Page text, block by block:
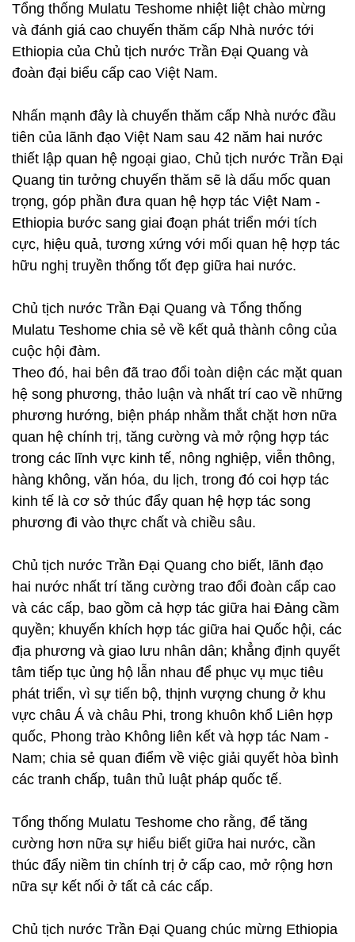
Tổng thống Mulatu Teshome nhiệt liệt chào mừng
và đánh giá cao chuyến thăm cấp Nhà nước tới
Ethiopia của Chủ tịch nước Trần Đại Quang và
đoàn đại biểu cấp cao Việt Nam.
Nhấn mạnh đây là chuyến thăm cấp Nhà nước đầu
tiên của lãnh đạo Việt Nam sau 42 năm hai nước
thiết lập quan hệ ngoại giao, Chủ tịch nước Trần Đại
Quang tin tưởng chuyến thăm sẽ là dấu mốc quan
trọng, góp phần đưa quan hệ hợp tác Việt Nam -
Ethiopia bước sang giai đoạn phát triển mới tích
cực, hiệu quả, tương xứng với mối quan hệ hợp tác
hữu nghị truyền thống tốt đẹp giữa hai nước.
Chủ tịch nước Trần Đại Quang và Tổng thống
Mulatu Teshome chia sẻ về kết quả thành công của
cuộc hội đàm.
Theo đó, hai bên đã trao đổi toàn diện các mặt quan
hệ song phương, thảo luận và nhất trí cao về những
phương hướng, biện pháp nhằm thắt chặt hơn nữa
quan hệ chính trị, tăng cường và mở rộng hợp tác
trong các lĩnh vực kinh tế, nông nghiệp, viễn thông,
hàng không, văn hóa, du lịch, trong đó coi hợp tác
kinh tế là cơ sở thúc đẩy quan hệ hợp tác song
phương đi vào thực chất và chiều sâu.
Chủ tịch nước Trần Đại Quang cho biết, lãnh đạo
hai nước nhất trí tăng cường trao đổi đoàn cấp cao
và các cấp, bao gồm cả hợp tác giữa hai Đảng cầm
quyền; khuyến khích hợp tác giữa hai Quốc hội, các
địa phương và giao lưu nhân dân; khẳng định quyết
tâm tiếp tục ủng hộ lẫn nhau để phục vụ mục tiêu
phát triển, vì sự tiến bộ, thịnh vượng chung ở khu
vực châu Á và châu Phi, trong khuôn khổ Liên hợp
quốc, Phong trào Không liên kết và hợp tác Nam -
Nam; chia sẻ quan điểm về việc giải quyết hòa bình
các tranh chấp, tuân thủ luật pháp quốc tế.
Tổng thống Mulatu Teshome cho rằng, để tăng
cường hơn nữa sự hiểu biết giữa hai nước, cần
thúc đẩy niềm tin chính trị ở cấp cao, mở rộng hơn
nữa sự kết nối ở tất cả các cấp.
Chủ tịch nước Trần Đại Quang chúc mừng Ethiopia